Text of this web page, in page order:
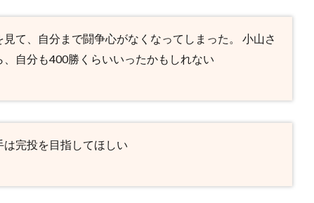
て、自分まで闘争心がなくなってしまった。 小山さ
自分も400勝くらいいったかもしれない
完投を目指してほしい